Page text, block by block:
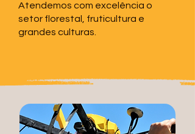
Atendemos com excelência o
setor florestal, fruticultura e
grandes culturas.